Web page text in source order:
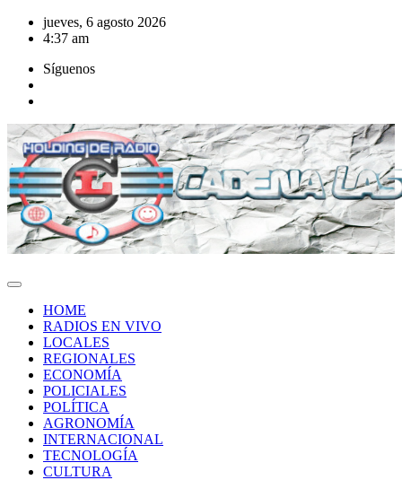
Saltar
jueves, 6 agosto 2026
4:37 am
Síguenos
HOME
RADIOS EN VIVO
LOCALES
REGIONALES
ECONOMÍA
POLICIALES
POLÍTICA
AGRONOMÍA
INTERNACIONAL
TECNOLOGÍA
CULTURA